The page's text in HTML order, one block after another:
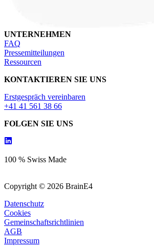
UNTERNEHMEN
FAQ
Pressemitteilungen
Ressourcen
KONTAKTIEREN SIE UNS
Erstgespräch vereinbaren
+41 41 561 38 66
FOLGEN SIE UNS
100 % Swiss Made
Copyright © 2026 BrainE4
Datenschutz
Cookies
Gemeinschaftsrichtlinien
AGB
Impressum